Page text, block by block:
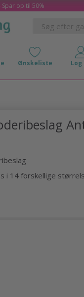
op til 50%
i 14 forskellige